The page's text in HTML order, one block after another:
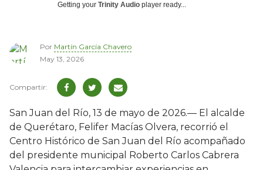
Getting your Trinity Audio player ready...
Por Martín García Chavero
May 13, 2026
San Juan del Río, 13 de mayo de 2026.— El alcalde
de Querétaro, Felifer Macías Olvera, recorrió el
Centro Histórico de San Juan del Río acompañado
del presidente municipal Roberto Carlos Cabrera